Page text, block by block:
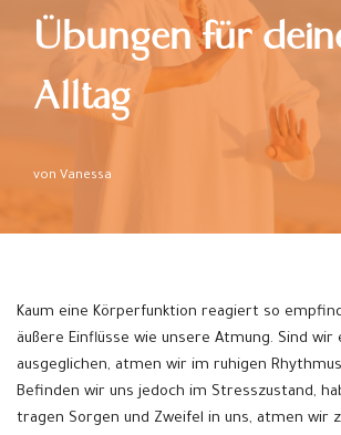
Übungen für
Alltag
von Vanessa
Kaum eine Körperfunktion reagiert so
äußere Einflüsse wie unsere Atmung. Sind
ausgeglichen, atmen wir im ruhigen
Befinden wir uns jedoch im Stresszustand,
tragen Sorgen und Zweifel in uns, atmen wir